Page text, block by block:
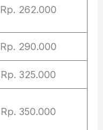
Rp. 262.000
Rp. 290.000
Rp. 325.000
Rp. 350.000